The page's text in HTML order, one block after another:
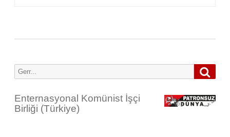
Lêgerîn:
Enternasyonal Komünist İşçi
Birliği (Türkiye)